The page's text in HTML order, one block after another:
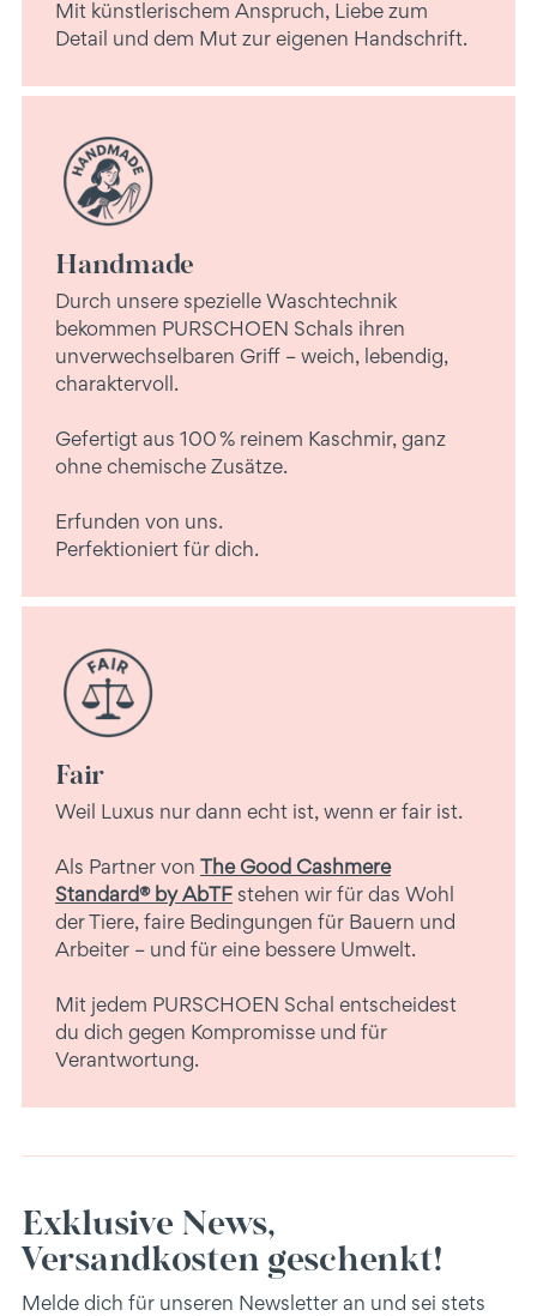
Mit künstlerischem Anspruch, Liebe zum
Detail und dem Mut zur eigenen Handschrift.
Handmade
Durch unsere spezielle Waschtechnik
bekommen PURSCHOEN Schals ihren
unverwechselbaren Griff – weich, lebendig,
charaktervoll.
Gefertigt aus 100 % reinem Kaschmir, ganz
ohne chemische Zusätze.
Erfunden von uns.
Perfektioniert für dich.
Fair
Weil Luxus nur dann echt ist, wenn er fair ist.
Als Partner von The Good Cashmere
Standard® by AbTF stehen wir für das Wohl
der Tiere, faire Bedingungen für Bauern und
Arbeiter – und für eine bessere Umwelt.
Mit jedem PURSCHOEN Schal entscheidest
du dich gegen Kompromisse und für
Verantwortung.
Exklusive News,
Versandkosten geschenkt!
Melde dich für unseren Newsletter an und sei stets